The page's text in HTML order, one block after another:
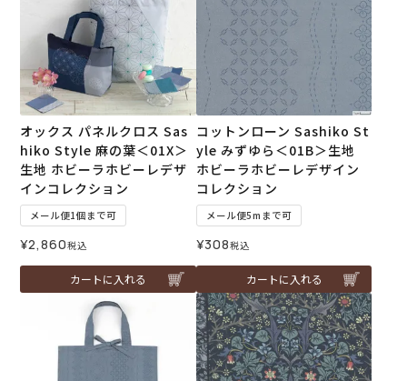
オックス パネルクロス Sas
hiko Style 麻の葉＜01X＞
生地 ホビーラホビーレデザ
インコレクション
メール便1個まで可
¥2,860税込
カートに入れる
コットンローン Sashiko St
yle みずゆら＜01B＞生地
ホビーラホビーレデザイン
コレクション
メール便5mまで可
¥308税込
カートに入れる